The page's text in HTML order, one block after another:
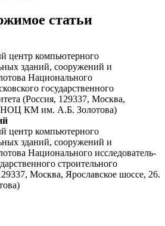
статьи
центр компьютерного
зданий, сооружений и
Национального
государственного
(Россия, 129337, Москва,
НОЦ КМ им. А.Б. Золотова)
центр компьютерного
зданий, сооружений и
Национального исследователь-
строительного
Москва, Ярославское шоссе, 26.